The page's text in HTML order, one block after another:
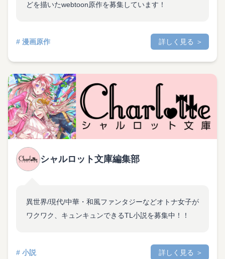
どを描いたwebtoon原作を募集しています！
# 漫画原作 詳しく見る ＞
シャルロット文庫編集部
異世界/現代/中華・和風ファンタジーなどオトナ女子が
ワクワク、キュンキュンできるTL小説を募集中！！
# 小説 詳しく見る ＞